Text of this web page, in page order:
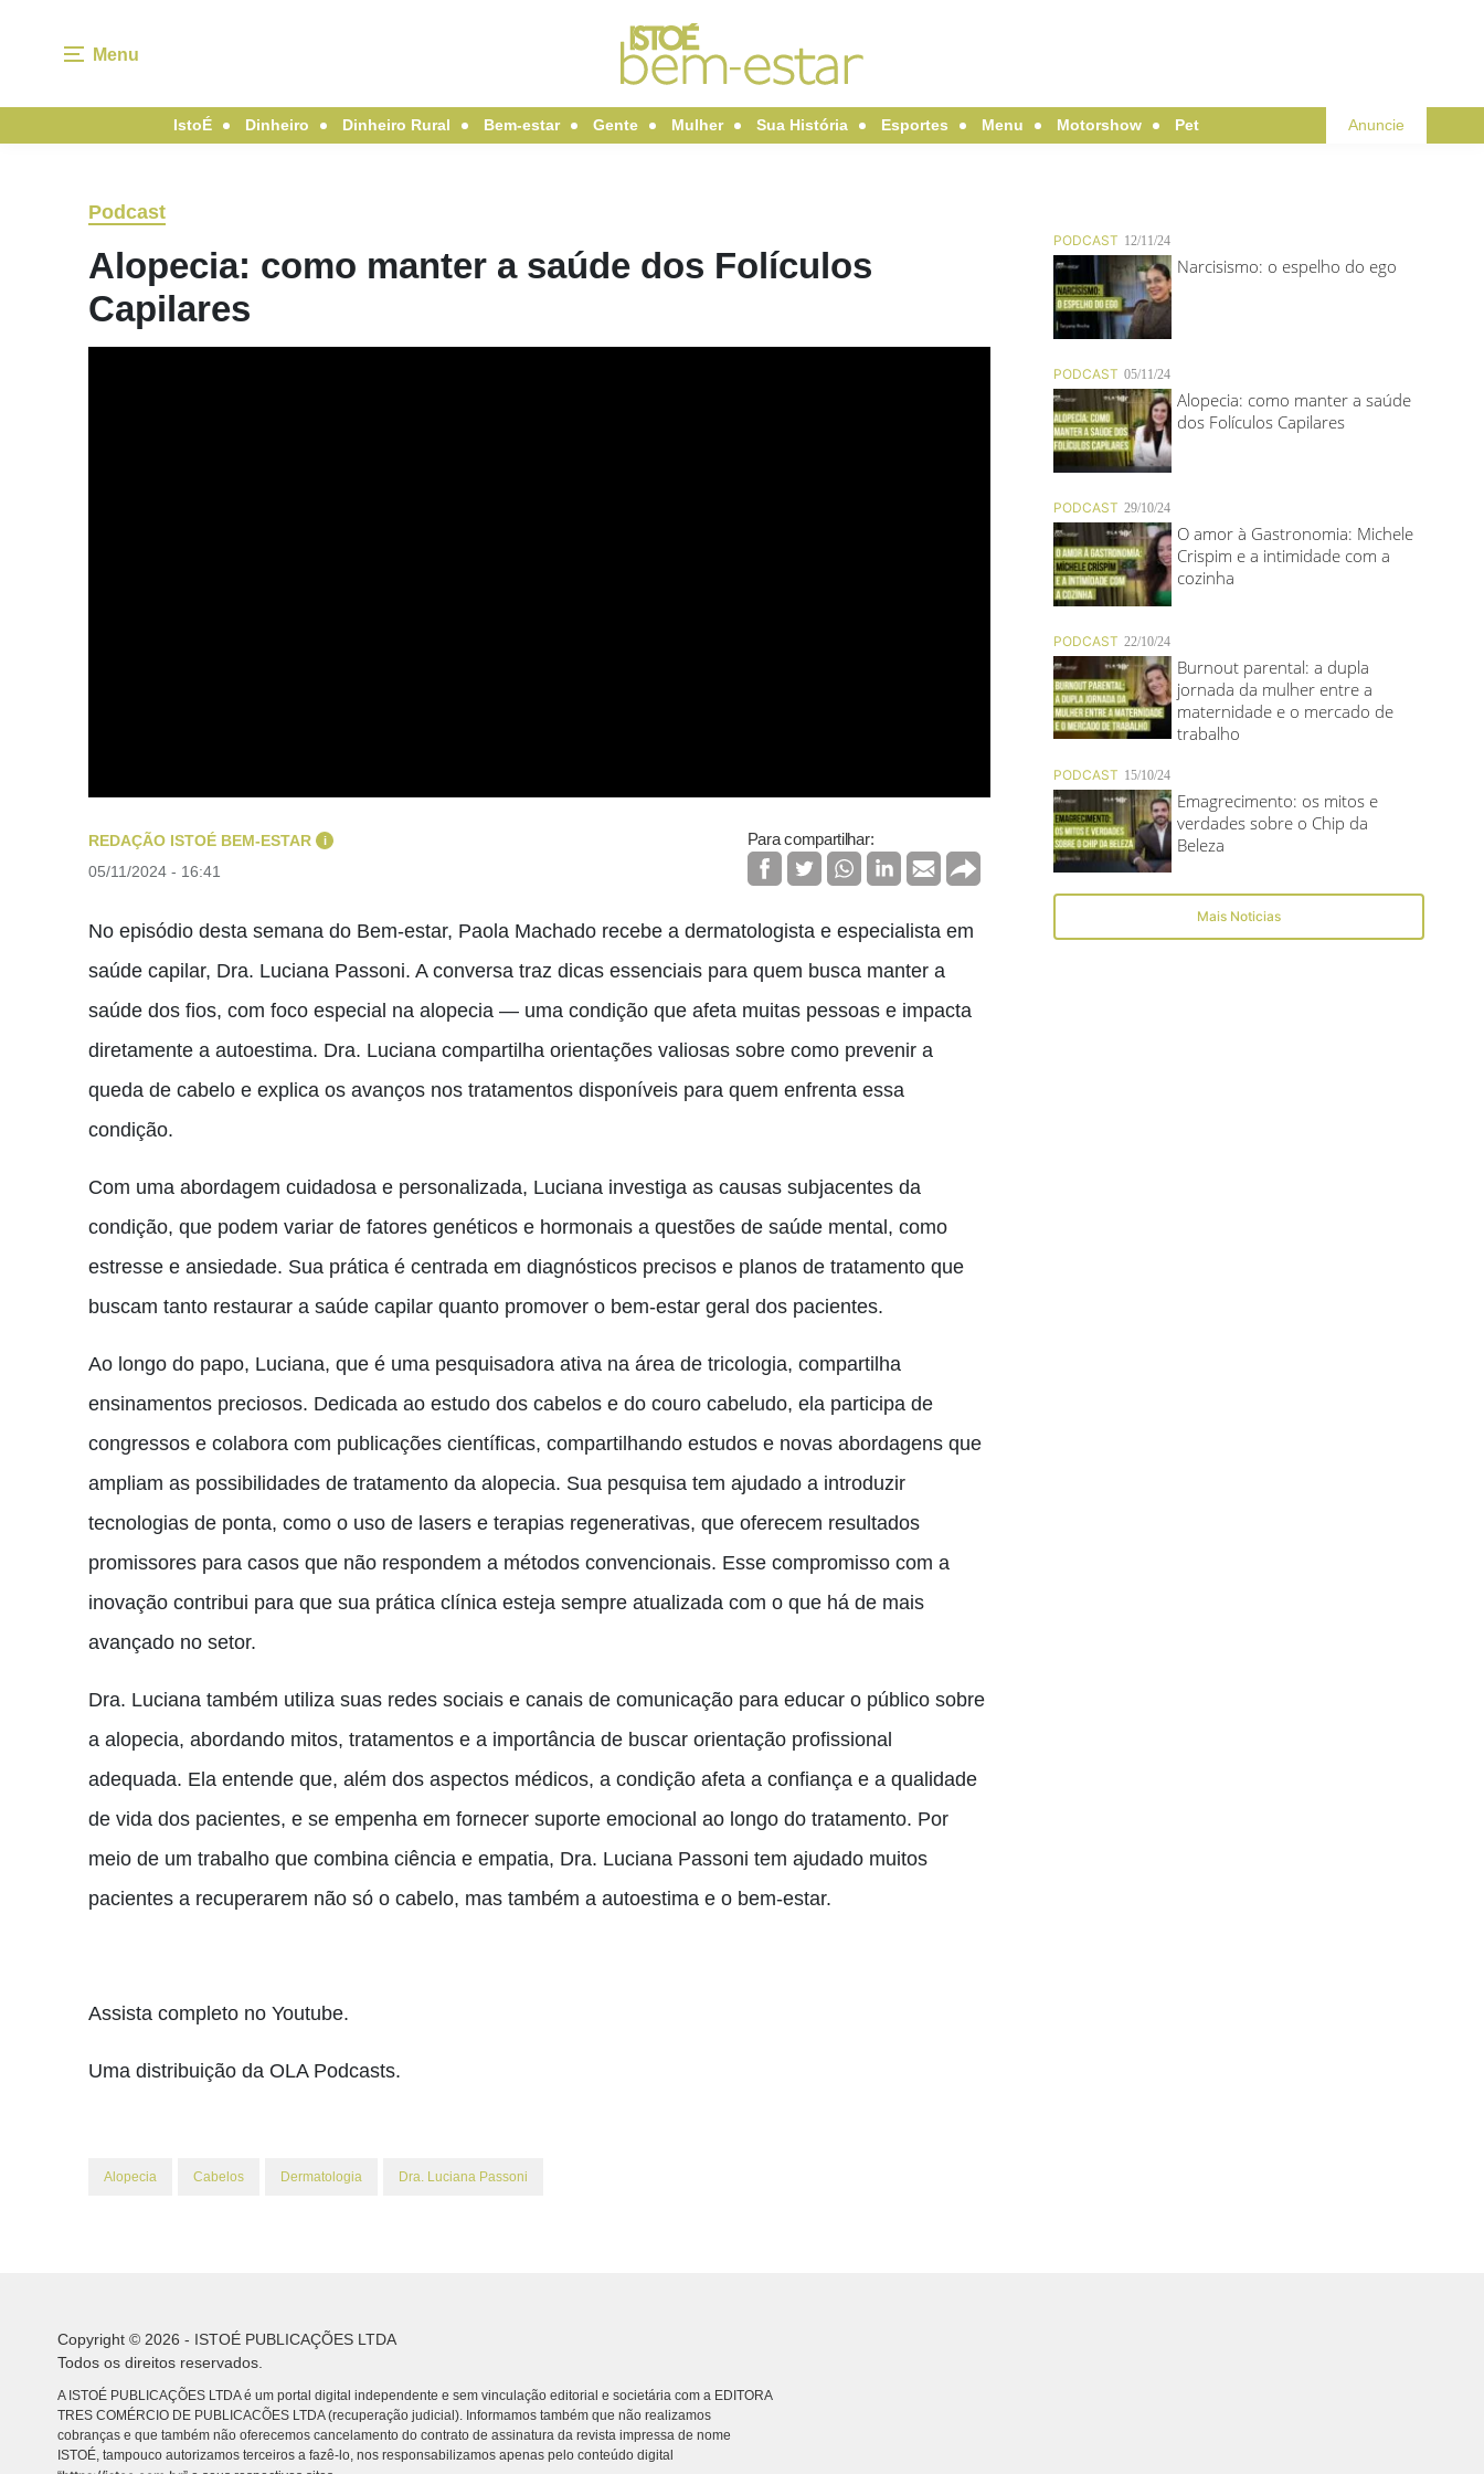
Menu
IstoÉ Dinheiro Dinheiro Rural Bem-estar Gente Mulher Sua História Esportes Menu Motorshow Pet Anuncie
Podcast
Alopecia: como manter a saúde dos Folículos
Capilares
REDAÇÃO ISTOÉ BEM-ESTAR i
05/11/2024 - 16:41
Para compartilhar:
No episódio desta semana do Bem-estar, Paola Machado recebe a dermatologista e especialista em
saúde capilar, Dra. Luciana Passoni. A conversa traz dicas essenciais para quem busca manter a
saúde dos fios, com foco especial na alopecia — uma condição que afeta muitas pessoas e impacta
diretamente a autoestima. Dra. Luciana compartilha orientações valiosas sobre como prevenir a
queda de cabelo e explica os avanços nos tratamentos disponíveis para quem enfrenta essa
condição.
Com uma abordagem cuidadosa e personalizada, Luciana investiga as causas subjacentes da
condição, que podem variar de fatores genéticos e hormonais a questões de saúde mental, como
estresse e ansiedade. Sua prática é centrada em diagnósticos precisos e planos de tratamento que
buscam tanto restaurar a saúde capilar quanto promover o bem-estar geral dos pacientes.
Ao longo do papo, Luciana, que é uma pesquisadora ativa na área de tricologia, compartilha
ensinamentos preciosos. Dedicada ao estudo dos cabelos e do couro cabeludo, ela participa de
congressos e colabora com publicações científicas, compartilhando estudos e novas abordagens que
ampliam as possibilidades de tratamento da alopecia. Sua pesquisa tem ajudado a introduzir
tecnologias de ponta, como o uso de lasers e terapias regenerativas, que oferecem resultados
promissores para casos que não respondem a métodos convencionais. Esse compromisso com a
inovação contribui para que sua prática clínica esteja sempre atualizada com o que há de mais
avançado no setor.
Dra. Luciana também utiliza suas redes sociais e canais de comunicação para educar o público sobre
a alopecia, abordando mitos, tratamentos e a importância de buscar orientação profissional
adequada. Ela entende que, além dos aspectos médicos, a condição afeta a confiança e a qualidade
de vida dos pacientes, e se empenha em fornecer suporte emocional ao longo do tratamento. Por
meio de um trabalho que combina ciência e empatia, Dra. Luciana Passoni tem ajudado muitos
pacientes a recuperarem não só o cabelo, mas também a autoestima e o bem-estar.
Assista completo no Youtube.
Uma distribuição da OLA Podcasts.
Alopecia Cabelos Dermatologia Dra. Luciana Passoni
Copyright © 2026 - ISTOÉ PUBLICAÇÕES LTDA
Todos os direitos reservados.
A ISTOÉ PUBLICAÇÕES LTDA é um portal digital independente e sem vinculação editorial e societária com a EDITORA
TRES COMÉRCIO DE PUBLICACÕES LTDA (recuperação judicial). Informamos também que não realizamos
cobranças e que também não oferecemos cancelamento do contrato de assinatura da revista impressa de nome
ISTOÉ, tampouco autorizamos terceiros a fazê-lo, nos responsabilizamos apenas pelo conteúdo digital